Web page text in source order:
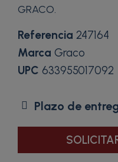
GRACO.
Referencia 247164
Marca Graco
UPC 633955017092
Plazo de